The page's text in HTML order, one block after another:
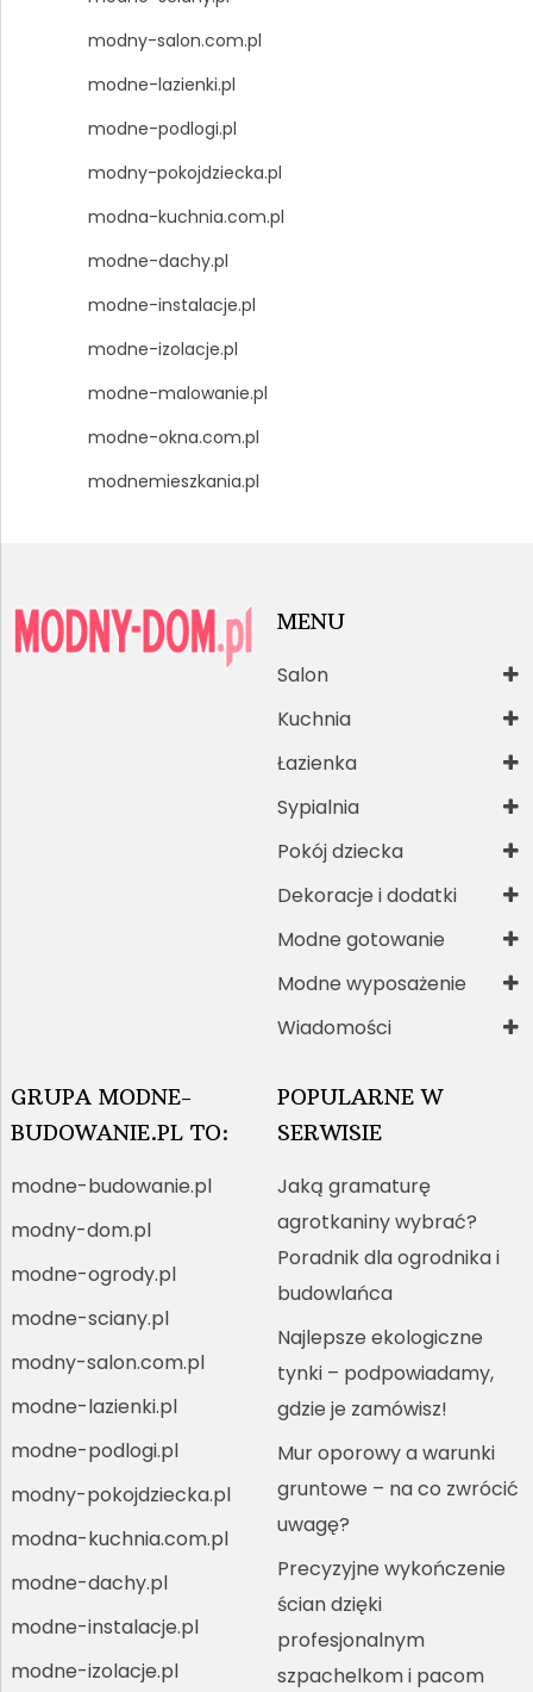
modny-salon.com.pl
modne-lazienki.pl
modne-podlogi.pl
modny-pokojdziecka.pl
modna-kuchnia.com.pl
modne-dachy.pl
modne-instalacje.pl
modne-izolacje.pl
modne-malowanie.pl
modne-okna.com.pl
modnemieszkania.pl
MENU
Salon
Kuchnia
Łazienka
Sypialnia
Pokój dziecka
Dekoracje i dodatki
Modne gotowanie
Modne wyposażenie
Wiadomości
GRUPA MODNE-
BUDOWANIE.PL TO:
modne-budowanie.pl
modny-dom.pl
modne-ogrody.pl
modne-sciany.pl
modny-salon.com.pl
modne-lazienki.pl
modne-podlogi.pl
modny-pokojdziecka.pl
modna-kuchnia.com.pl
modne-dachy.pl
modne-instalacje.pl
modne-izolacje.pl
POPULARNE W
SERWISIE
Jaką gramaturę
agrotkaniny wybrać?
Poradnik dla ogrodnika i
budowlańca
Najlepsze ekologiczne
tynki – podpowiadamy,
gdzie je zamówisz!
Mur oporowy a warunki
gruntowe – na co zwrócić
uwagę?
Precyzyjne wykończenie
ścian dzięki
profesjonalnym
szpachelkom i pacom